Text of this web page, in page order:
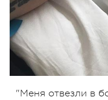
"Меня отвезли в